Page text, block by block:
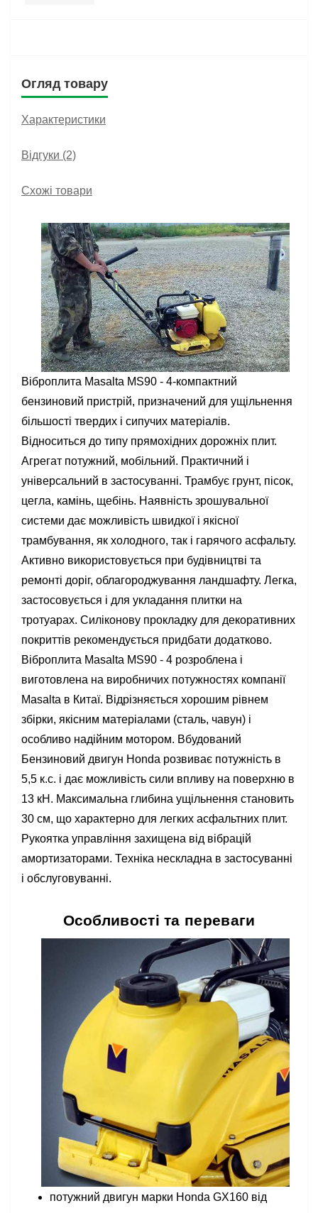
Огляд товару
Характеристики
Відгуки (2)
Схожі товари
Віброплита Masalta MS90 - 4-компактний
бензиновий пристрій, призначений для ущільнення
більшості твердих і сипучих матеріалів.
Відноситься до типу прямохідних дорожніх плит.
Агрегат потужний, мобільний. Практичний і
універсальний в застосуванні. Трамбує грунт, пісок,
цегла, камінь, щебінь. Наявність зрошувальної
системи дає можливість швидкої і якісної
трамбування, як холодного, так і гарячого асфальту.
Активно використовується при будівництві та
ремонті доріг, облагороджування ландшафту. Легка,
застосовується і для укладання плитки на
тротуарах. Силіконову прокладку для декоративних
покриттів рекомендується придбати додатково.
Віброплита Masalta MS90 - 4 розроблена і
виготовлена на виробничих потужностях компанії
Masalta в Китаї. Відрізняється хорошим рівнем
збірки, якісним матеріалами (сталь, чавун) і
особливо надійним мотором. Вбудований
Бензиновий двигун Honda розвиває потужність в
5,5 к.с. і дає можливість сили впливу на поверхню в
13 кН. Максимальна глибина ущільнення становить
30 см, що характерно для легких асфальтних плит.
Рукоятка управління захищена від вібрацій
амортизаторами. Техніка нескладна в застосуванні
і обслуговуванні.
Особливості та переваги
потужний двигун марки Honda GX160 від